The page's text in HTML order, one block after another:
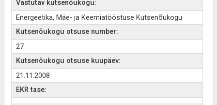
Vastutav kutsenõukogu:
Energeetika, Mäe- ja Keemiatööstuse Kutsenõukogu
Kutsenõukogu otsuse number:
27
Kutsenõukogu otsuse kuupäev:
21.11.2008
EKR tase: